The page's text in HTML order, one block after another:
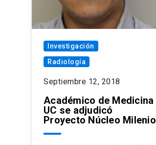
Investigación
Radiología
Septiembre 12, 2018
Académico de Medicina
UC se adjudicó
Proyecto Núcleo Milenio